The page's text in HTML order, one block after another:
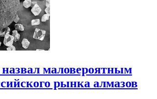
маловероятным
рынка алмазов